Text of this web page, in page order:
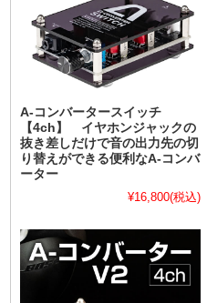
A-コンバータースイッチ
【4ch】 イヤホンジャックの
抜き差しだけで音の出力先の切
り替えができる便利なA-コンバ
ーター
¥16,800(税込)